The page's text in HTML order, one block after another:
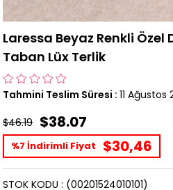
Laressa Beyaz Renkli
Taban Lüx Terlik
Tahmini Teslim Süresi : 11 Ağustos
$46.19 $38.07
%7 İndirimli Fiyat $30,46
(00201524010101)
STOK KODU